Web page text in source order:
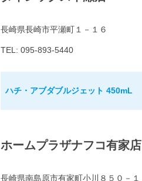
長崎県長崎市平瀬町１－１６
TEL: 095-893-5440
ハチ・アブダブルジェット 450mL
ホームプラザナフコ有家店
長崎県南島原市有家町小川８５０－１